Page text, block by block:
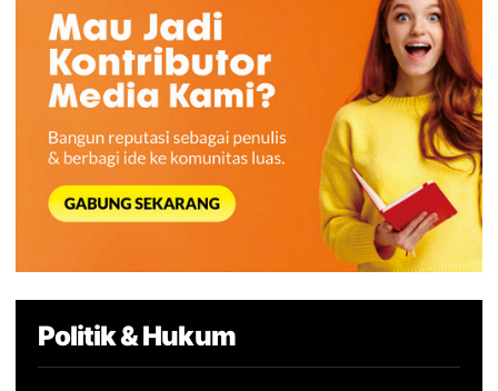
Politik & Hukum